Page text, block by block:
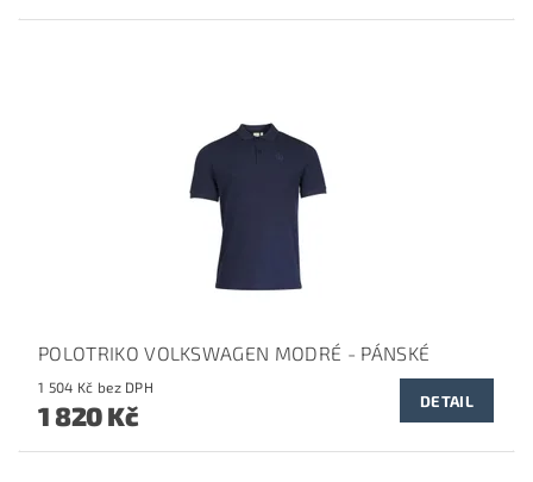
POLOTRIKO VOLKSWAGEN MODRÉ - PÁNSKÉ
1 504 Kč bez DPH
1 820 Kč DETAIL